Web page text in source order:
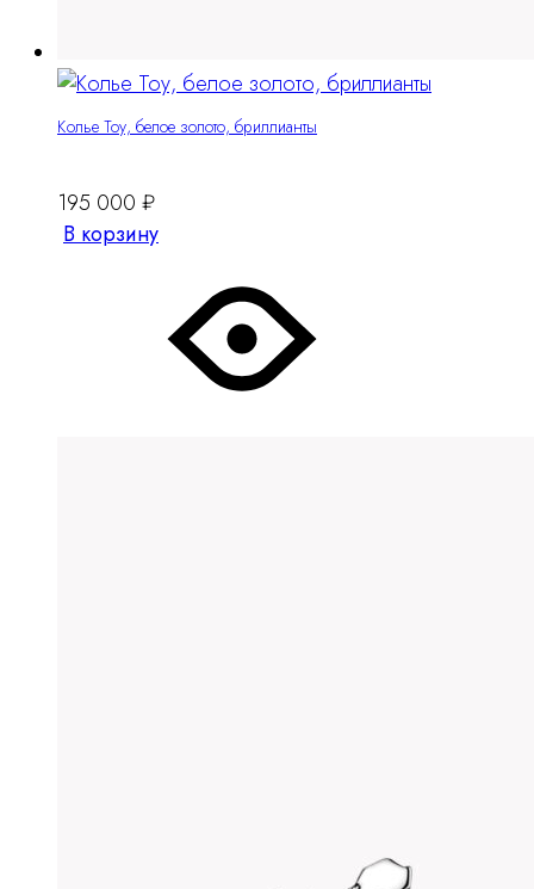
Колье Тоу, белое золото, бриллианты
195 000 ₽
В корзину